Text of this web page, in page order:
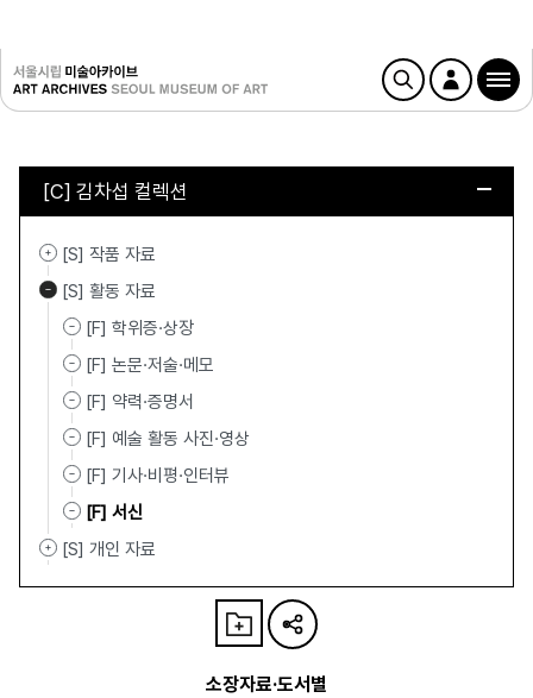
[C] 김차섭 컬렉션
[S] 작품 자료
[S] 활동 자료
[F] 학위증·상장
[F] 논문·저술·메모
[F] 약력·증명서
[F] 예술 활동 사진·영상
[F] 기사·비평·인터뷰
[F] 서신
[S] 개인 자료
소장자료·도서별